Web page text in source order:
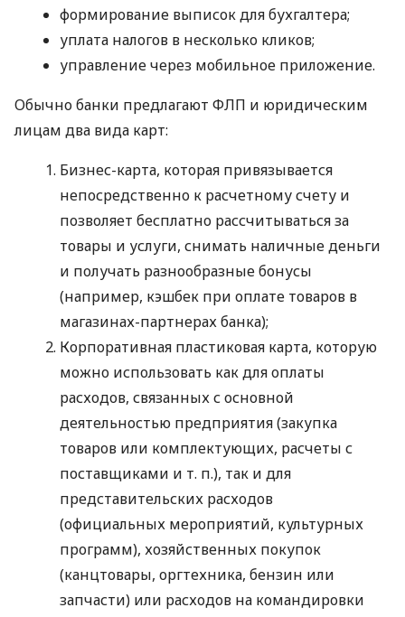
формирование выписок для бухгалтера;
уплата налогов в несколько кликов;
управление через мобильное приложение.
Обычно банки предлагают ФЛП и юридическим
лицам два вида карт:
Бизнес-карта, которая привязывается
непосредственно к расчетному счету и
позволяет бесплатно рассчитываться за
товары и услуги, снимать наличные деньги
и получать разнообразные бонусы
(например, кэшбек при оплате товаров в
магазинах-партнерах банка);
Корпоративная пластиковая карта, которую
можно использовать как для оплаты
расходов, связанных с основной
деятельностью предприятия (закупка
товаров или комплектующих, расчеты с
поставщиками и т. п.), так и для
представительских расходов
(официальных мероприятий, культурных
программ), хозяйственных покупок
(канцтовары, оргтехника, бензин или
запчасти) или расходов на командировки